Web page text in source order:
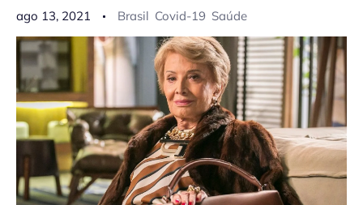
ago 13, 2021 Brasil Covid-19 Saúde